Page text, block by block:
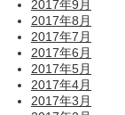
2017年9月
2017年8月
2017年7月
2017年6月
2017年5月
2017年4月
2017年3月